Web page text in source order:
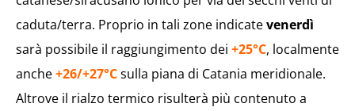
caduta/terra. Proprio in tali zone indicatevenerdì
sarà possibile il raggiungimento dei +25°C, localmente
anche+26/+27°Csulla piana di Catania meridionale.
Altrove il rialzo termico risulterà più contenuto a